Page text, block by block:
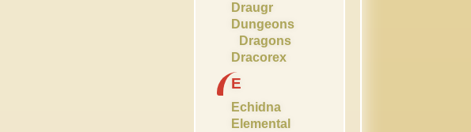
Draugr
Dungeons
Dragons
Dracorex
E
Echidna
Elemental